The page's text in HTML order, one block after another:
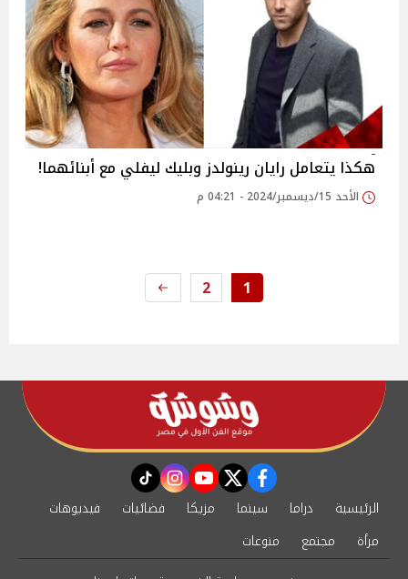
هكذا يتعامل رايان رينولدز وبليك ليفلي مع أبنائهما!
الأحد 15/ديسمبر/2024 - 04:21 م
1
2
facebook
twitter
youtube
instagram
tiktok
الرئيسية دراما سينما مزيكا فضائيات
فيديوهات
مرأة
مجتمع
منوعات